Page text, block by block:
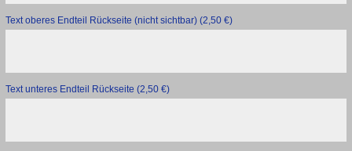
Text oberes Endteil Rückseite (nicht sichtbar) (2,50 €)
Text unteres Endteil Rückseite (2,50 €)